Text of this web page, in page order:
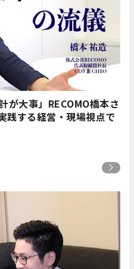
が大事」RECOMO橋本さ
践する経営・現場視点で